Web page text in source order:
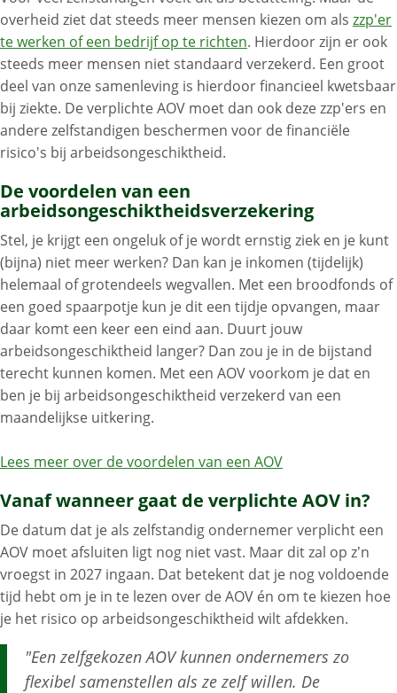
overheid ziet dat steeds meer mensen kiezen om als zzp'er
te werken of een bedrijf op te richten. Hierdoor zijn er ook
steeds meer mensen niet standaard verzekerd. Een groot
deel van onze samenleving is hierdoor financieel kwetsbaar
bij ziekte. De verplichte AOV moet dan ook deze zzp'ers en
andere zelfstandigen beschermen voor de financiële
risico's bij arbeidsongeschiktheid.
De voordelen van een
arbeidsongeschiktheidsverzekering
Stel, je krijgt een ongeluk of je wordt ernstig ziek en je kunt
(bijna) niet meer werken? Dan kan je inkomen (tijdelijk)
helemaal of grotendeels wegvallen. Met een broodfonds of
een goed spaarpotje kun je dit een tijdje opvangen, maar
daar komt een keer een eind aan. Duurt jouw
arbeidsongeschiktheid langer? Dan zou je in de bijstand
terecht kunnen komen. Met een AOV voorkom je dat en
ben je bij arbeidsongeschiktheid verzekerd van een
maandelijkse uitkering.
Lees meer over de voordelen van een AOV
Vanaf wanneer gaat de verplichte AOV in?
De datum dat je als zelfstandig ondernemer verplicht een
AOV moet afsluiten ligt nog niet vast. Maar dit zal op z’n
vroegst in 2027 ingaan. Dat betekent dat je nog voldoende
tijd hebt om je in te lezen over de AOV én om te kiezen hoe
je het risico op arbeidsongeschiktheid wilt afdekken.
"Een zelfgekozen AOV kunnen ondernemers zo
flexibel samenstellen als ze zelf willen. De